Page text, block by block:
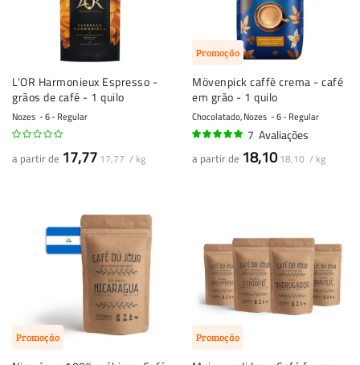
L'OR Harmonieux Espresso -
grãos de café - 1 quilo
Nozes 6 - Regular
a partir de 17,77 17,77 / kg
Promoção
Mövenpick caffè crema - café
em grão - 1 quilo
Chocolatado, Nozes 6 - Regular
7 Avaliações
a partir de 18,10 18,10 / kg
Promoção Promoção